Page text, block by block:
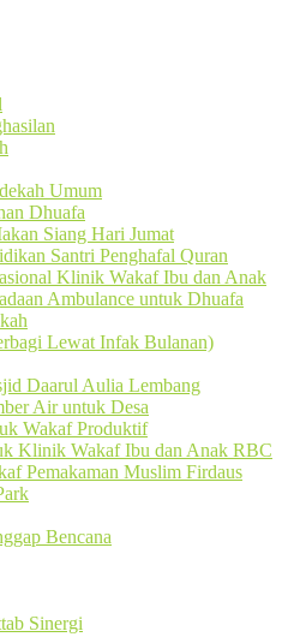
Umum
Dhuafa
Siang Hari Jumat
Santri Penghafal Quran
Klinik Wakaf Ibu dan Anak
Ambulance untuk Dhuafa
Lewat Infak Bulanan)
Daarul Aulia Lembang
Air untuk Desa
Wakaf Produktif
Klinik Wakaf Ibu dan Anak RBC
Pemakaman Muslim Firdaus
Bencana
Sinergi